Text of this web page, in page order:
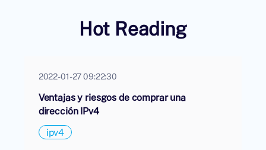
Hot Reading
2022-01-27 09:22:30
Ventajas y riesgos de comprar una
dirección IPv4
ipv4